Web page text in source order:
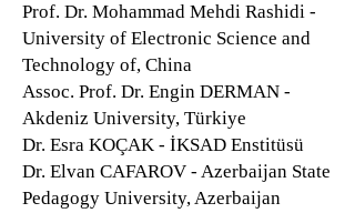
Prof. Dr. Mohammad Mehdi Rashidi -
University of Electronic Science and
Technology of, China
Assoc. Prof. Dr. Engin DERMAN -
Akdeniz University, Türkiye
Dr. Esra KOÇAK - İKSAD Enstitüsü
Dr. Elvan CAFAROV - Azerbaijan State
Pedagogy University, Azerbaijan